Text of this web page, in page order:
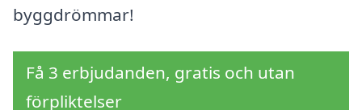
byggdrömmar!
Få 3 erbjudanden, gratis och utan
förpliktelser